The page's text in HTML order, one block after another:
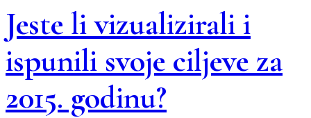
Jeste li vizualizirali i
ispunili svoje ciljeve za
2015. godinu?